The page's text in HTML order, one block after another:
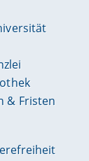
& Fristen